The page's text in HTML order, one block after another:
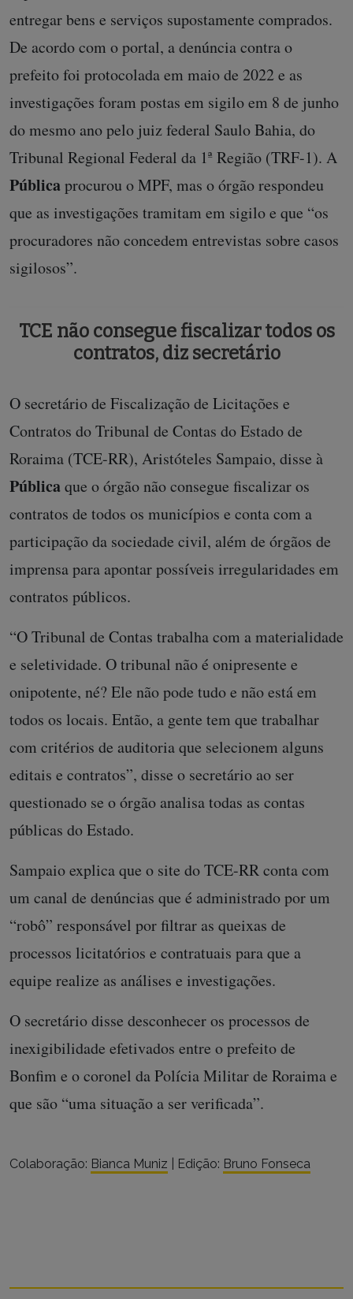
entregar bens e serviços supostamente comprados.
De acordo com o portal, a denúncia contra o
prefeito foi protocolada em maio de 2022 e as
investigações foram postas em sigilo em 8 de junho
do mesmo ano pelo juiz federal Saulo Bahia, do
Tribunal Regional Federal da 1ª Região (TRF-1). A
Públicaprocurou o MPF, mas o órgão respondeu
que as investigações tramitam em sigilo e que “os
procuradores não concedem entrevistas sobre casos
sigilosos”.
TCE não consegue fiscalizar todos os
contratos, diz secretário
O secretário de Fiscalização de Licitações e
Contratos do Tribunal de Contas do Estado de
Roraima (TCE-RR), Aristóteles Sampaio, disse à
Públicaque o órgão não consegue fiscalizar os
contratos de todos os municípios e conta com a
participação da sociedade civil, além de órgãos de
imprensa para apontar possíveis irregularidades em
contratos públicos.
“O Tribunal de Contas trabalha com a materialidade
e seletividade. O tribunal não é onipresente e
onipotente, né? Ele não pode tudo e não está em
todos os locais. Então, a gente tem que trabalhar
com critérios de auditoria que selecionem alguns
editais e contratos”, disse o secretário ao ser
questionado se o órgão analisa todas as contas
públicas do Estado.
Sampaio explica que o site do TCE-RR conta com
um canal de denúncias que é administrado por um
“robô” responsável por filtrar as queixas de
processos licitatórios e contratuais para que a
equipe realize as análises e investigações.
O secretário disse desconhecer os processos de
inexigibilidade efetivados entre o prefeito de
Bonfim e o coronel da Polícia Militar de Roraima e
que são “uma situação a ser verificada”.
Colaboração: Bianca Muniz | Edição: Bruno Fonseca